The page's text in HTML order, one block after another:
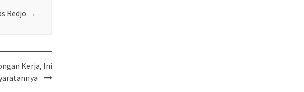
Redjo →
Kerja, Ini